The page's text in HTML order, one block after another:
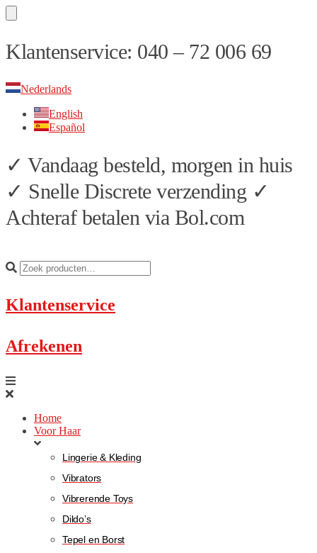
Skip
to
Skip
to
Klantenservice: 040 – 72 006 69
Nederlands
English
Español
✓ Vandaag besteld, morgen in huis
✓ Snelle Discrete verzending ✓
Achteraf betalen via Bol.com
Klantenservice
Afrekenen
Home
Voor Haar
Lingerie & Kleding
Vibrators
Vibrerende Toys
Dildo’s
Tepel en Borst